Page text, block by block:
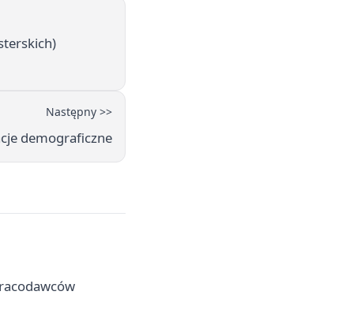
Następny >>
demograficzne